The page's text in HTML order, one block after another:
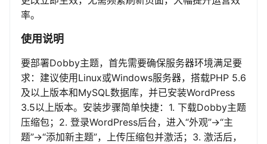
率。
使用说明
要部署Dobby主题，首先需要确保服务器环境满足要
求：建议使用Linux或Windows服务器，搭载PHP 5.6
及以上版本和MySQL数据库，并已安装WordPress
3.5以上版本。安装步骤简单快捷：1. 下载Dobby主题
压缩包；2. 登录WordPress后台，进入“外观”->“主
题”->“添加新主题”，上传压缩包并激活；3. 激活后，